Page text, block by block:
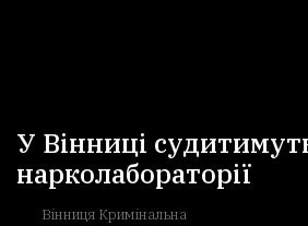
У Вінниці
нарколабораторії
Вінниця Кримінальна